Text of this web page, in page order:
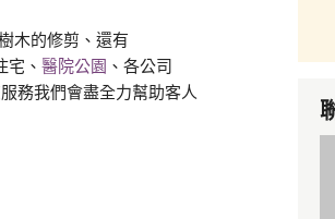
木的修剪、還有
、 醫院公園 、各公司
務我們會盡全力幫助客人